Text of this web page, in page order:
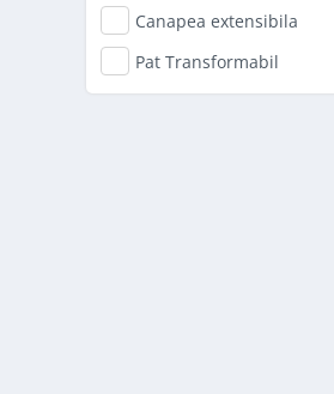
Canapea extensibila
Pat Transformabil